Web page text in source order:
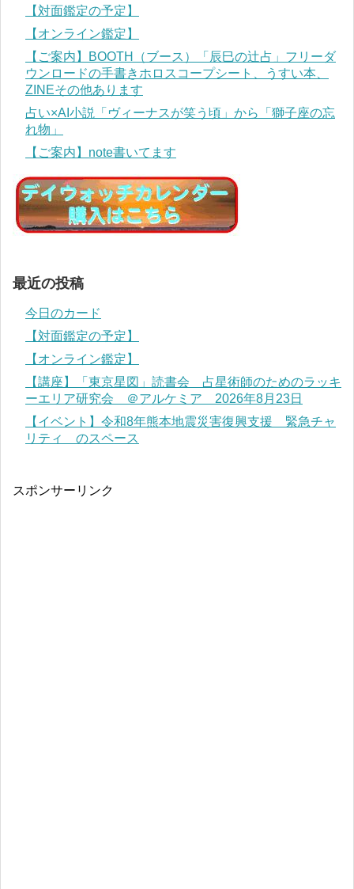
【対面鑑定の予定】
【オンライン鑑定】
【ご案内】BOOTH（ブース）「辰巳の辻占」フリーダ
ウンロードの手書きホロスコープシート、うすい本、
ZINEその他あります
占い×AI小説「ヴィーナスが笑う頃」から「獅子座の忘
れ物」
【ご案内】note書いてます
最近の投稿
今日のカード
【対面鑑定の予定】
【オンライン鑑定】
【講座】「東京星図」読書会 占星術師のためのラッキ
ーエリア研究会 ＠アルケミア 2026年8月23日
【イベント】令和8年熊本地震災害復興支援 緊急チャ
リティ のスペース
スポンサーリンク